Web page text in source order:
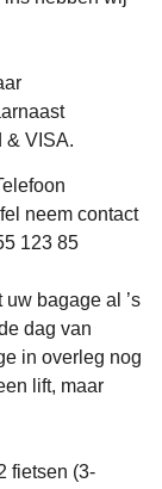
& VISA.
neem contact
123 85
bagage al ’s
dag van
in overleg nog
lift, maar
fietsen (3-